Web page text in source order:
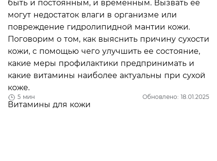
5 мин Обновлено: 18.01.2025
быть и постоянным, и временным. Вызвать ее
могут недостаток влаги в организме или
повреждение гидролипидной мантии кожи.
Поговорим о том, как выяснить причину сухости
кожи, с помощью чего улучшить ее состояние,
какие меры профилактики предпринимать и
какие витамины наиболее актуальны при сухой
коже.